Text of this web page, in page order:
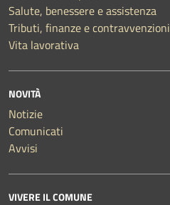
Salute, benessere e assistenza
Tributi, finanze e contravvenzioni
Vita lavorativa
NOVITÀ
Notizie
Comunicati
Avvisi
VIVERE IL COMUNE